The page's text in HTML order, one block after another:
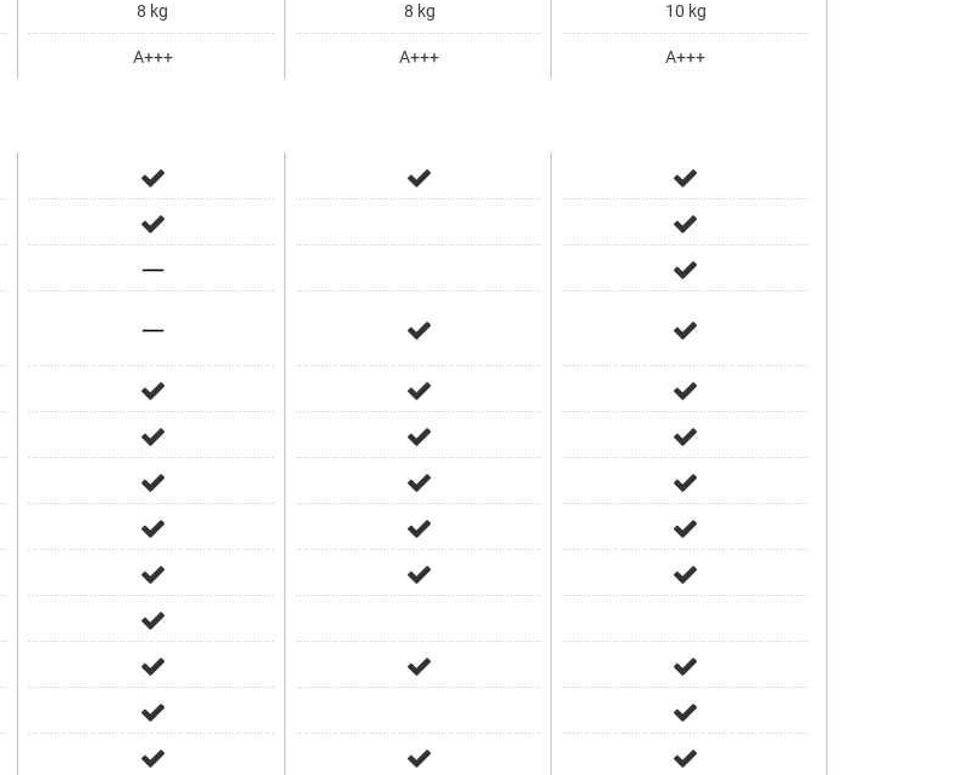
8 kg
A+++
8 kg
A+++
10 kg
A+++